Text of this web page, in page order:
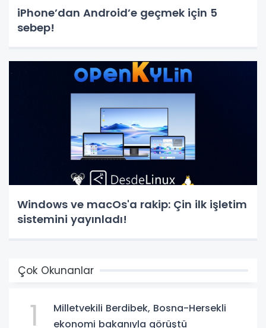
iPhone’dan Android’e geçmek için 5
sebep!
Windows ve macOs'a rakip: Çin ilk işletim
sistemini yayınladı!
Çok Okunanlar
1
Milletvekili Berdibek, Bosna-Hersekli
ekonomi bakanıyla görüştü